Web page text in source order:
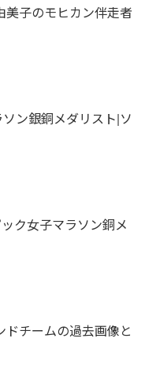
美子のモヒカン伴走者
ン銀銅メダリスト|ソ
ク女子マラソン銅メ
ドチームの過去画像と